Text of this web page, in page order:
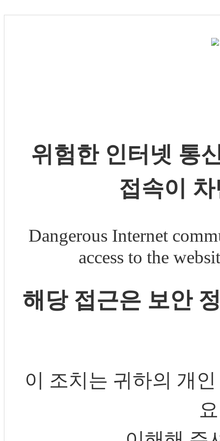
위험한 인터넷 통
접속이
Dangerous Internet
access to the
해당 접근은 보안
이 조치는 귀하의 개